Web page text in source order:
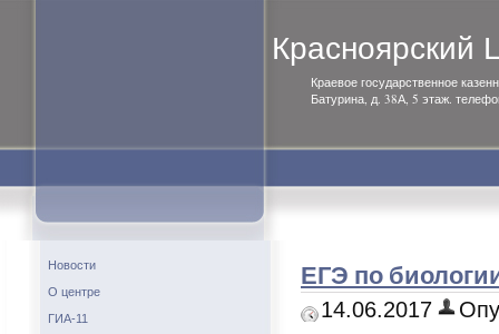
Красноярский
Краевое государственное
Батурина, д. 38А, 5 этаж.
ЕГЭ по
14.06.2017
Новости
О центре
ГИА-11